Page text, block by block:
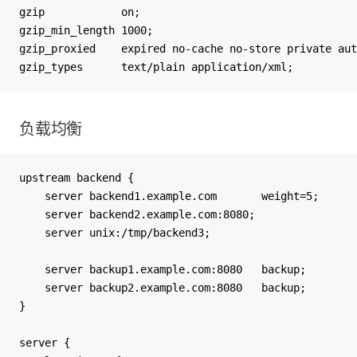
gzip            on;
gzip_min_length 1000;
gzip_proxied    expired no-cache no-store private
gzip_types      text/plain application/xml;
负载均衡
upstream backend {
    server backend1.example.com       weight=5;
    server backend2.example.com:8080;
    server unix:/tmp/backend3;
    server backup1.example.com:8080   backup;
    server backup2.example.com:8080   backup;
}
server {